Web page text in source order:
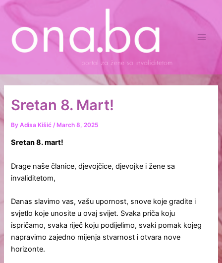
Skip
content
Main
Sretan 8. Mart!
ByAdisa Kišić /March 8, 2025
Sretan 8. mart!
Drage naše članice, djevojčice, djevojke i žene sa
invaliditetom,
Danas slavimo vas, vašu upornost, snove koje gradite i
svjetlo koje unosite u ovaj svijet. Svaka priča koju
ispričamo, svaka riječ koju podijelimo, svaki pomak kojeg
napravimo zajedno mijenja stvarnost i otvara nove
horizonte.